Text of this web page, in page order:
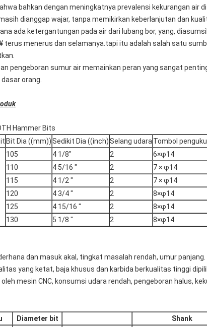
bahkan dengan meningkatnya prevalensi kekurangan air
dianggap wajar, tanpa memikirkan keberlanjutan dan
ada ketergantungan pada air dari lubang bor, yang,
terus menerus dan selamanya.tapi itu adalah salah satu
pengeboran sumur air memainkan peran yang sangat
orang.
Hammer Bits
Bit Dia ((mm))Sedikit Dia ((inch)Selang udaraTombol
105 4 1/8" 2 6×φ14
110
4 5/16 " 2 7 × φ14
115
4 1/2 " 2 7 × φ14
120
4 3/4 " 2 8×φ14
125
4 15/16 " 2 8×φ14
130
5 1/8 " 2 8×φ14
dan masuk akal, tingkat masalah rendah, umur panjang.
yang ketat, baja khusus dan karbida berkualitas tinggi
oleh mesin CNC, konsumsi udara rendah, pengeboran halus,
Diameter bit
Shank